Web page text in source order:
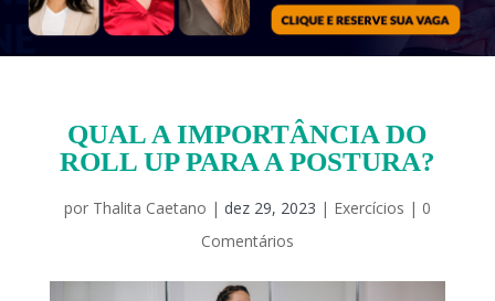
QUAL A IMPORTÂNCIA DO
ROLL UP PARA A POSTURA?
por Thalita Caetano | dez 29, 2023 | Exercícios | 0
Comentários